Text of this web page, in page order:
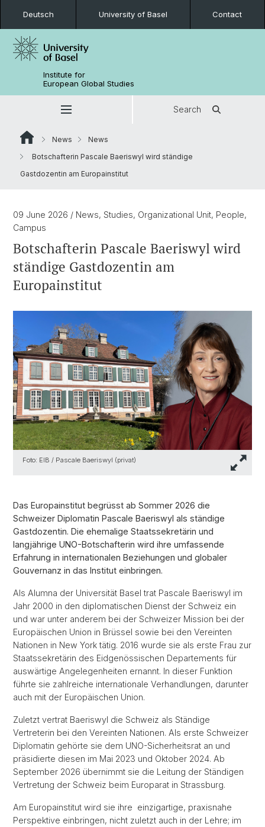
Deutsch University of Basel Contact
Institute for
European Global Studies
Search
News
News
Botschafterin Pascale Baeriswyl wird ständige
Gastdozentin am Europainstitut
09 June 2026 / News, Studies, Organizational Unit, People,
Campus
Botschafterin Pascale Baeriswyl wird
ständige Gastdozentin am
Europainstitut
Foto: EIB / Pascale Baeriswyl (privat)
Das Europainstitut begrüsst ab Sommer 2026 die
Schweizer Diplomatin Pascale Baeriswyl als ständige
Gastdozentin. Die ehemalige Staatssekretärin und
langjährige UNO-Botschafterin wird ihre umfassende
Erfahrung in internationalen Beziehungen und globaler
Gouvernanz in das Institut einbringen.
Als Alumna der Universität Basel trat Pascale Baeriswyl im
Jahr 2000 in den diplomatischen Dienst der Schweiz ein
und war unter anderem bei der Schweizer Mission bei der
Europäischen Union in Brüssel sowie bei den Vereinten
Nationen in New York tätig. 2016 wurde sie als erste Frau zur
Staatssekretärin des Eidgenössischen Departements für
auswärtige Angelegenheiten ernannt. In dieser Funktion
führte sie zahlreiche internationale Verhandlungen, darunter
auch mit der Europäischen Union.
Zuletzt vertrat Baeriswyl die Schweiz als Ständige
Vertreterin bei den Vereinten Nationen. Als erste Schweizer
Diplomatin gehörte sie dem UNO-Sicherheitsrat an und
präsidierte diesen im Mai 2023 und Oktober 2024. Ab
September 2026 übernimmt sie die Leitung der Ständigen
Vertretung der Schweiz beim Europarat in Strassburg.
Am Europainstitut wird sie ihre einzigartige, praxisnahe
Perspektive einbringen, nicht zuletzt auch in der Lehre; im